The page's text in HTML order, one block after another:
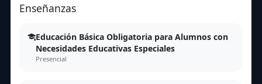
Enseñanzas
Educación Básica Obligatoria para Alumnos con
Necesidades Educativas Especiales
Presencial